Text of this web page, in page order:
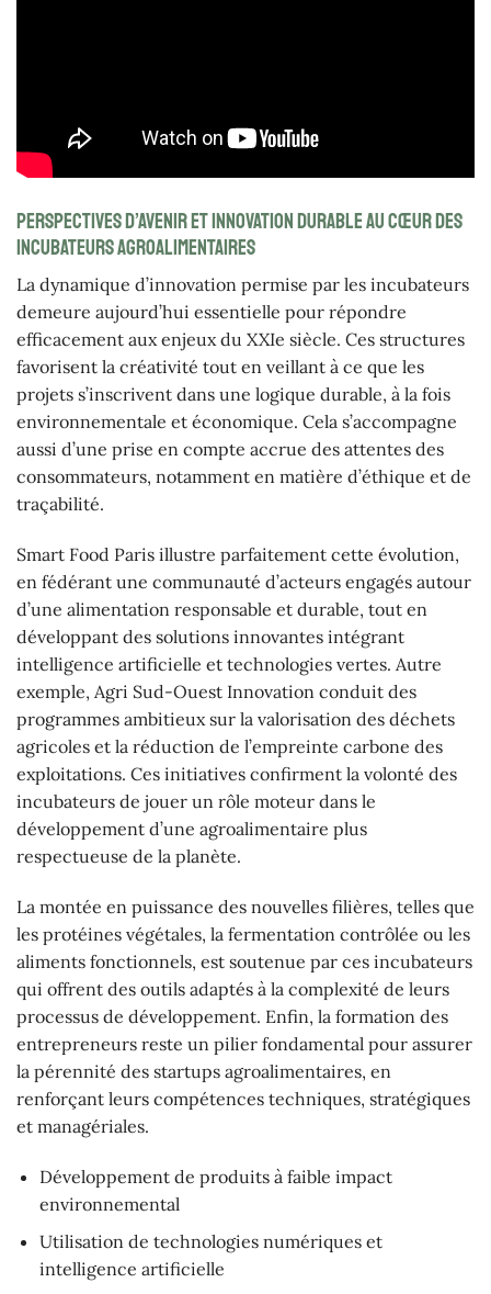
Perspectives d’avenir et innovation durable au cœur des
incubateurs agroalimentaires
La dynamique d’innovation permise par les incubateurs
demeure aujourd’hui essentielle pour répondre
efficacement aux enjeux du XXIe siècle. Ces structures
favorisent la créativité tout en veillant à ce que les
projets s’inscrivent dans une logique durable, à la fois
environnementale et économique. Cela s’accompagne
aussi d’une prise en compte accrue des attentes des
consommateurs, notamment en matière d’éthique et de
traçabilité.
Smart Food Paris illustre parfaitement cette évolution,
en fédérant une communauté d’acteurs engagés autour
d’une alimentation responsable et durable, tout en
développant des solutions innovantes intégrant
intelligence artificielle et technologies vertes. Autre
exemple, Agri Sud-Ouest Innovation conduit des
programmes ambitieux sur la valorisation des déchets
agricoles et la réduction de l’empreinte carbone des
exploitations. Ces initiatives confirment la volonté des
incubateurs de jouer un rôle moteur dans le
développement d’une agroalimentaire plus
respectueuse de la planète.
La montée en puissance des nouvelles filières, telles que
les protéines végétales, la fermentation contrôlée ou les
aliments fonctionnels, est soutenue par ces incubateurs
qui offrent des outils adaptés à la complexité de leurs
processus de développement. Enfin, la formation des
entrepreneurs reste un pilier fondamental pour assurer
la pérennité des startups agroalimentaires, en
renforçant leurs compétences techniques, stratégiques
et managériales.
Développement de produits à faible impact
environnemental
Utilisation de technologies numériques et
intelligence artificielle